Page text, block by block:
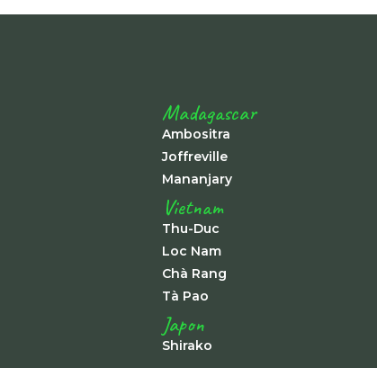
Madagascar
Ambositra
Joffreville
Mananjary
Vietnam
Thu-Duc
Loc Nam
Chà Rang
Tà Pao
Japon
Shirako